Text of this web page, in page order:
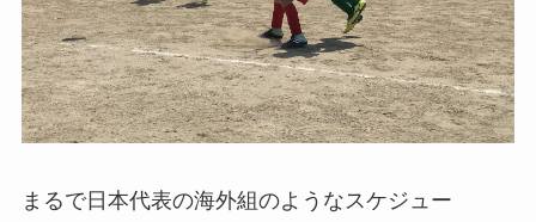
まるで日本代表の海外組のようなスケジュー